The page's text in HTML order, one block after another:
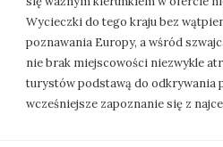
Wycieczki do tego kraju bez
poznawania Europy, a wśród
nie brak miejscowości niezwykle
turystów podstawą do odkrywania
wcześniejsze zapoznanie się z